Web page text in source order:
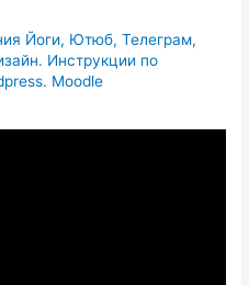
Йоги, Ютюб, Телеграм,
Инструкции по
Moodle